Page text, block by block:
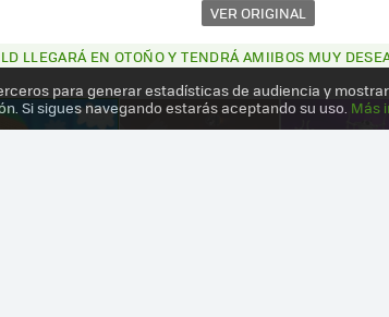
VER ORIGINAL
LLEGARÁ EN OTOÑO Y TENDRÁ AMIIBOS MUY
para generar estadísticas de audiencia y
Si sigues navegando estarás aceptando su uso. Más